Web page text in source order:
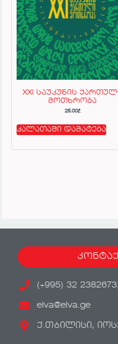
XXI საუკუნის
მოთხრობა
25.00₾
კალათაში დამატება
(+995) 32
elva@elva.ge
ქ.თბილისი,